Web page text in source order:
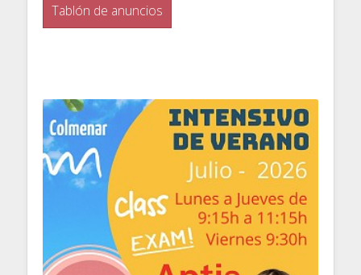
Tablón de anuncios